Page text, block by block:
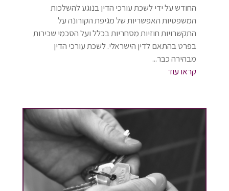
החודש על ידי לשכת עורכי הדין בנוגע להשלכות
המשפטיות האפשריות של מגיפת הקורונה על
התקשרויות חוזיות מסחריות בכלל ועל הסכמי שכירות
בפרט בהתאם לדין הישראלי. לשכת עורכי הדין
מבהירה כבר...
קראו עוד